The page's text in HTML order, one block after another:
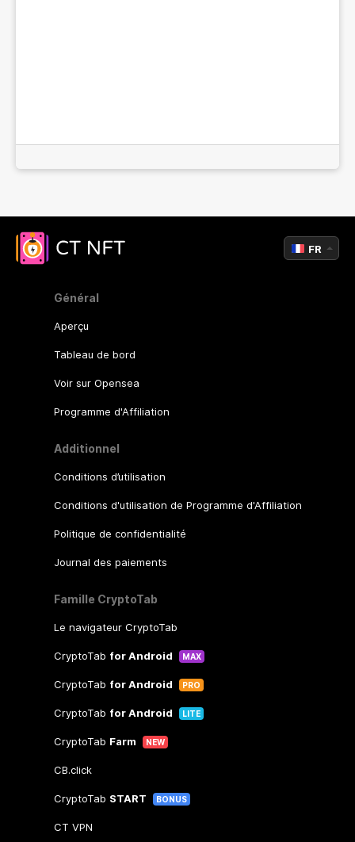
Général
Aperçu
Tableau de bord
Voir sur Opensea
Programme d'Affiliation
Additionnel
Conditions d’utilisation
Conditions d'utilisation de Programme d'Affiliation
Politique de confidentialité
Journal des paiements
Famille CryptoTab
Le navigateur CryptoTab
CryptoTab for Android MAX
CryptoTab for Android PRO
CryptoTab for Android LITE
CryptoTab Farm NEW
CB.click
CryptoTab START BONUS
CT VPN
FR